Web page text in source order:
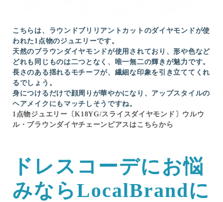
こちらは、ラウンドブリリアントカットのダイヤモンドが使
われた1点物のジュエリーです。
天然のブラウンダイヤモンドが使用されており、形や色など
どれも同じものは二つとなく、唯一無二の輝きが魅力です。
長さのある揺れるモチーフが、繊細な印象を引き立ててくれ
るでしょう。
身につけるだけで顔周りが華やかになり、アップスタイルの
ヘアメイクにもマッチしそうですね。
1点物ジュエリー〔K18YG/スライスダイヤモンド〕ウルウ
ル・ブラウンダイヤチェーンピアスはこちらから
ドレスコーデにお悩
みならLocalBrandに